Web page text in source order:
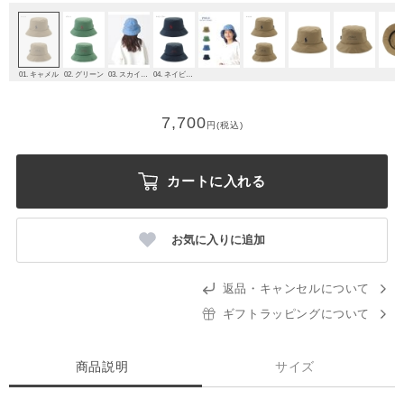
01. キャメル 02. グリーン
7,700円(税込)
カートに入れる
お気に入りに追加
返品・キャンセルについて
ギフトラッピングについて
商品説明 サイズ